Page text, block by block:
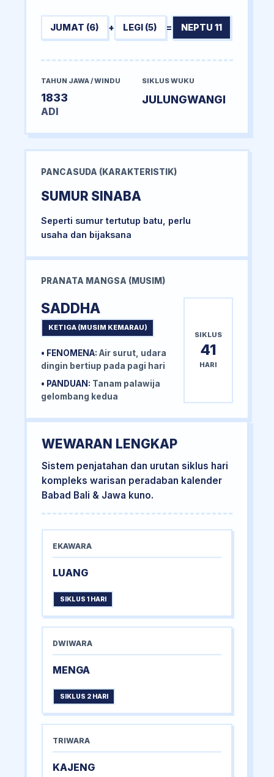
JUMAT (6) + LEGI (5) = NEPTU 11
TAHUN JAWA / WINDU
1833
ADI
SIKLUS WUKU
JULUNGWANGI
PANCASUDA (KARAKTERISTIK)
SUMUR SINABA
Seperti sumur tertutup batu, perlu
usaha dan bijaksana
PRANATA MANGSA (MUSIM)
SADDHA
KETIGA (MUSIM KEMARAU)
• FENOMENA: Air surut, udara
dingin bertiup pada pagi hari
• PANDUAN: Tanam palawija
gelombang kedua
SIKLUS
41
HARI
WEWARAN LENGKAP
Sistem penjatahan dan urutan siklus hari
kompleks warisan peradaban kalender
Babad Bali & Jawa kuno.
EKAWARA
LUANG
SIKLUS 1 HARI
DWIWARA
MENGA
SIKLUS 2 HARI
TRIWARA
KAJENG